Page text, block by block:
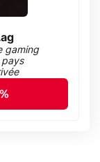
gaming
pays